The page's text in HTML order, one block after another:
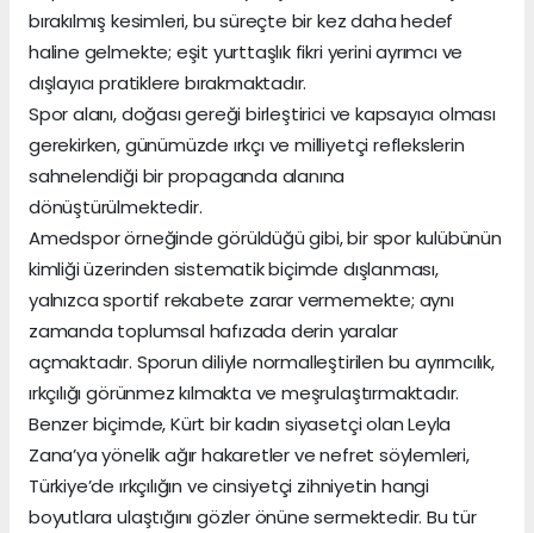
bırakılmış kesimleri, bu süreçte bir kez daha hedef
haline gelmekte; eşit yurttaşlık fikri yerini ayrımcı ve
dışlayıcı pratiklere bırakmaktadır.
Spor alanı, doğası gereği birleştirici ve kapsayıcı olması
gerekirken, günümüzde ırkçı ve milliyetçi reflekslerin
sahnelendiği bir propaganda alanına
dönüştürülmektedir.
Amedspor örneğinde görüldüğü gibi, bir spor kulübünün
kimliği üzerinden sistematik biçimde dışlanması,
yalnızca sportif rekabete zarar vermemekte; aynı
zamanda toplumsal hafızada derin yaralar
açmaktadır. Sporun diliyle normalleştirilen bu ayrımcılık,
ırkçılığı görünmez kılmakta ve meşrulaştırmaktadır.
Benzer biçimde, Kürt bir kadın siyasetçi olan Leyla
Zana’ya yönelik ağır hakaretler ve nefret söylemleri,
Türkiye’de ırkçılığın ve cinsiyetçi zihniyetin hangi
boyutlara ulaştığını gözler önüne sermektedir. Bu tür